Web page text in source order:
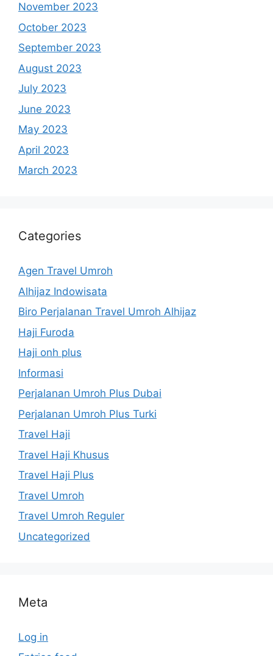
November 2023
October 2023
September 2023
August 2023
July 2023
June 2023
May 2023
April 2023
March 2023
Categories
Agen Travel Umroh
Alhijaz Indowisata
Biro Perjalanan Travel Umroh Alhijaz
Haji Furoda
Haji onh plus
Informasi
Perjalanan Umroh Plus Dubai
Perjalanan Umroh Plus Turki
Travel Haji
Travel Haji Khusus
Travel Haji Plus
Travel Umroh
Travel Umroh Reguler
Uncategorized
Meta
Log in